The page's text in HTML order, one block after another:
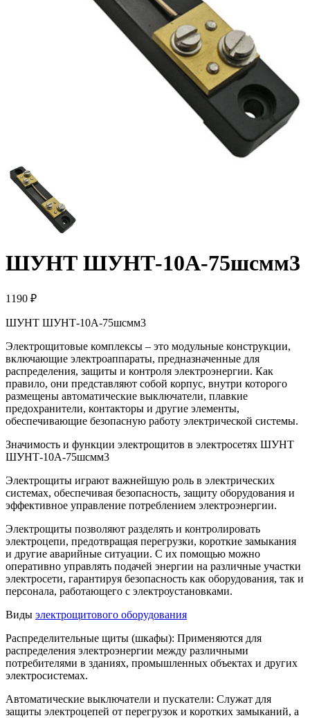
ШУНТ ШУНТ-10А-75шсмм3
1190 ₽
ШУНТ ШУНТ-10А-75шсмм3
Электрощитовые комплексы – это модульные конструкции,
включающие электроаппараты, предназначенные для
распределения, защиты и контроля электроэнергии. Как
правило, они представляют собой корпус, внутри которого
размещены автоматические выключатели, плавкие
предохранители, контакторы и другие элементы,
обеспечивающие безопасную работу электрической системы.
Значимость и функции электрощитов в электросетях ШУНТ
ШУНТ-10А-75шсмм3
Электрощиты играют важнейшую роль в электрических
системах, обеспечивая безопасность, защиту оборудования и
эффективное управление потреблением электроэнергии.
Электрощиты позволяют разделять и контролировать
электроцепи, предотвращая перегрузки, короткие замыкания
и другие аварийные ситуации. С их помощью можно
оперативно управлять подачей энергии на различные участки
электросети, гарантируя безопасность как оборудования, так и
персонала, работающего с электроустановками.
Виды электрощитового оборудования
Распределительные щиты (шкафы): Применяются для
распределения электроэнергии между различными
потребителями в зданиях, промышленных объектах и других
электросистемах.
Автоматические выключатели и пускатели: Служат для
защиты электроцепей от перегрузок и коротких замыканий, а